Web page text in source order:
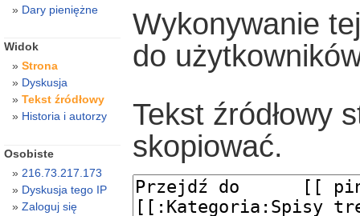
Wykonywanie
do
Tekst źródłowy
skopiować.
Dary pieniężne
Widok
Strona
Dyskusja
Tekst źródłowy
Historia i autorzy
Osobiste
216.73.217.173
Dyskusja tego IP
Zaloguj się